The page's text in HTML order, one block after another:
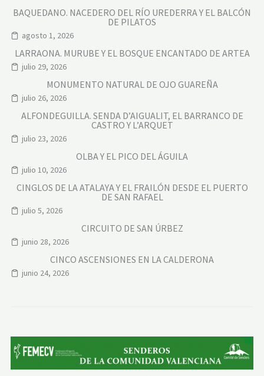
Y
BAQUEDANO. NACEDERO DEL RÍO UREDERRA Y EL BALCÓN
DE PILATOS
agosto 1, 2026
LARRAONA. MURUBE Y EL BOSQUE ENCANTADO DE ARTEA
julio 29, 2026
MONUMENTO NATURAL DE OJO GUAREÑA
julio 26, 2026
ALFONDEGUILLA. SENDA D’AIGUALIT, EL BARRANCO DE
CASTRO Y L’ARQUET
julio 23, 2026
OLBA Y EL PICO DEL ÁGUILA
julio 10, 2026
CINGLOS DE LA ATALAYA Y EL FRAILÓN DESDE EL PUERTO
DE SAN RAFAEL
julio 5, 2026
CIRCUITO DE SAN ÚRBEZ
junio 28, 2026
CINCO ASCENSIONES EN LA CALDERONA
junio 24, 2026